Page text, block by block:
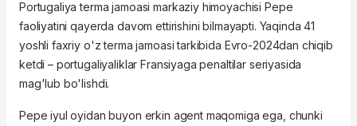
Portugaliya terma jamoasi markaziy himoyachisi Pepe
faoliyatini qayerda davom ettirishini bilmayapti. Yaqinda 41
yoshli faxriy o'z terma jamoasi tarkibida Evro-2024dan chiqib
ketdi – portugaliyaliklar Fransiyaga penaltilar seriyasida
mag'lub bo'lishdi.
Pepe iyul oyidan buyon erkin agent maqomiga ega, chunki